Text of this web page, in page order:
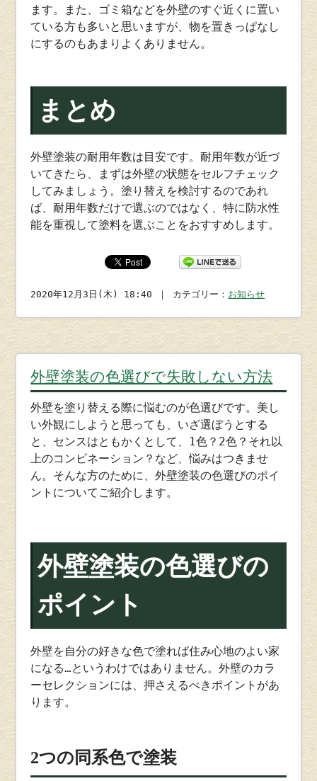
ます。また、ゴミ箱などを外壁のすぐ近くに置い
ている方も多いと思いますが、物を置きっぱなし
にするのもあまりよくありません。
まとめ
外壁塗装の耐用年数は目安です。耐用年数が近づ
いてきたら、まずは外壁の状態をセルフチェック
してみましょう。塗り替えを検討するのであれ
ば、耐用年数だけで選ぶのではなく、特に防水性
能を重視して塗料を選ぶことをおすすめします。
2020年12月3日(木) 18:40 ｜ カテゴリー： お知らせ
外壁塗装の色選びで失敗しない方法
外壁を塗り替える際に悩むのが色選びです。美し
い外観にしようと思っても、いざ選ぼうとする
と、センスはともかくとして、1色？2色？それ以
上のコンビネーション？など、悩みはつきませ
ん。そんな方のために、外壁塗装の色選びのポイ
ントについてご紹介します。
外壁塗装の色選びの
ポイント
外壁を自分の好きな色で塗れば住み心地のよい家
になる…というわけではありません。外壁のカラ
ーセレクションには、押さえるべきポイントがあ
ります。
2つの同系色で塗装